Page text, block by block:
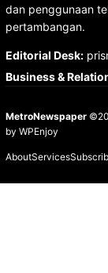
dan penggunaan
pertambangan.
Editorial Desk:
Business &
MetroNewspaper
by WPEnjoy
AboutServices